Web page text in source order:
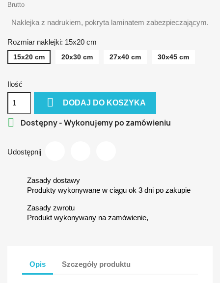
Brutto
Naklejka z nadrukiem, pokryta laminatem zabezpieczającym.
Rozmiar naklejki: 15x20 cm
15x20 cm 20x30 cm 27x40 cm 30x45 cm
Ilość
 DODAJ DO KOSZYKA
 Dostępny - Wykonujemy po zamówieniu
Udostępnij
Zasady dostawy
Produkty wykonywane w ciągu ok 3 dni po zakupie
Zasady zwrotu
Produkt wykonywany na zamówienie,
Opis Szczegóły produktu